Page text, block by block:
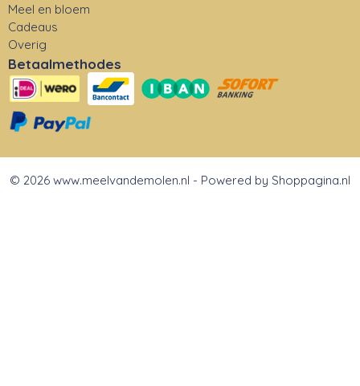
Meel en bloem
Cadeaus
Overig
Betaalmethodes
© 2026 www.meelvandemolen.nl - Powered by Shoppagina.nl